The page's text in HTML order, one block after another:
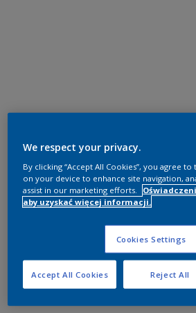
We respect your privacy.
By clicking “Accept All Cookies”, you agree
on your device to enhance site navigation,
assist in our marketing efforts.
aby uzyskać więcej informacji.
Cookies Settings
Reject All
Accept All Cookies